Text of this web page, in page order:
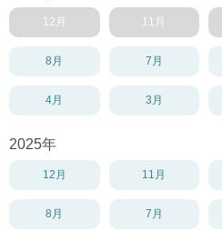
12月 11月
8月 7月
4月 3月
2025年
12月 11月
8月 7月